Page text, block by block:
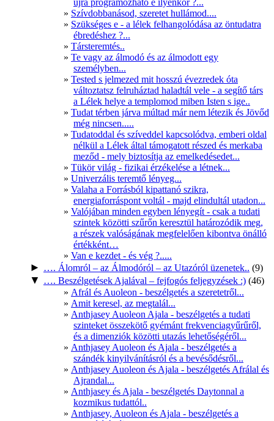
Szívdobbanásod, szeretet hullámod....
Szükséges e - a lélek felhangolódása az öntudatra
ébredéshez ?...
Társteremtés..
Te vagy az álmodó és az álmodott egy
személyben...
Tested s jelmezed mit hosszú évezredek óta
változtatsz felruháztad haladtál vele - a segítő társ
a Lélek helye a templomod miben Isten s ige..
Tudat térben járva múltad már nem létezik és Jövőd
még nincsen.....
Tudatoddal és szíveddel kapcsolódva, emberi oldal
nélkül a Lélek által támogatott részed és merkaba
meződ - mely biztosítja az emelkedésedet...
Tükör világ - fizikai érzékelése a létnek...
Univerzális teremtő lényeg...
Valaha a Forrásból kipattanó szikra,
energiaforráspont voltál - majd elindultál utadon...
Valójában minden egyben lényegít - csak a tudati
szintek közötti szűrőn keresztül határozódik meg,
a részek valóságának megfelelően kibontva önálló
értékként…
Van e kezdet - és vég ?.....
► …. Álomról – az Álmodóról – az Utazóról üzenetek.. (9)
▼ …. Beszélgetések Ajalával – fejfogós feljegyzések :) (46)
Afrál és Auoleon - beszélgetés a szeretetről...
Amit keresel, az megtalál...
Anthjasey Auoleon Ajala - beszélgetés a tudati
szinteket összekötő gyémánt frekvenciagyűrűről,
és a dimenziók közötti utazás lehetőségéről...
Anthjasey Auoleon és Ajala - beszélgetés a
szándék kinyilvánításról és a bevésődésről...
Anthjasey Auoleon és Ajala - beszélgetés Afrálal és
Ajrandal...
Anthjasey és Ajala - beszélgetés Daytonnal a
kozmikus tudattól..
Anthjasey, Auoleon és Ajala - beszélgetés a